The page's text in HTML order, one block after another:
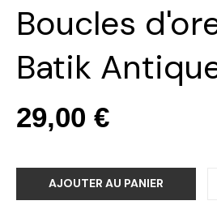
Boucles
Batik
29,00 €
AJOUTER AU PANIER